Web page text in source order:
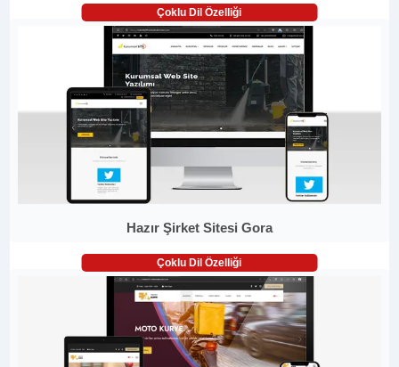
Çoklu Dil Özelliği
Hazır Şirket Sitesi Gora
Çoklu Dil Özelliği